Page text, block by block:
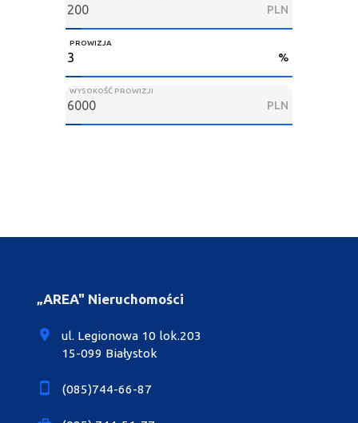
PLN
PROWIZJA
%
WYSOKOŚĆ PROWIZJI
PLN
„AREA" Nieruchomości
ul. Legionowa 10 lok.203
15-099 Białystok
(085)744-66-87